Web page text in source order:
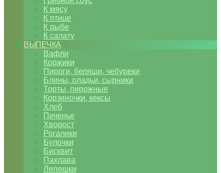
К мясу
К птице
К рыбе
К салату
ВЫПЕЧКА
Вафли
Коржики
Пироги, беляши, чебуреки
Блины, оладьи, сырники
Торты, пирожные
Корзиночки, кексы
Хлеб
Печенье
Хворост
Рогалики
Булочки
Бисквит
Пахлава
Лепешки